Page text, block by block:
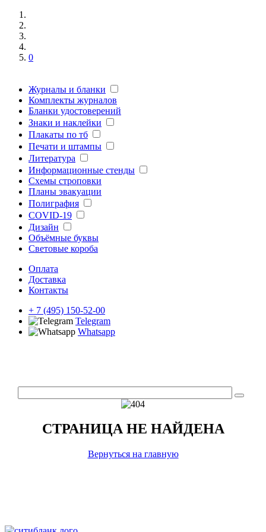
0
Журналы и бланки
Комплекты журналов
Бланки удостоверений
Знаки и наклейки
Плакаты по тб
Печати и штампы
Литература
Информационные стенды
Схемы строповки
Планы эвакуации
Полиграфия
COVID-19
Дизайн
Объёмные буквы
Световые короба
Оплата
Доставка
Контакты
+ 7 (495) 150-52-00
Telegram
Whatsapp
СТРАНИЦА НЕ НАЙДЕНА
Вернуться на главную